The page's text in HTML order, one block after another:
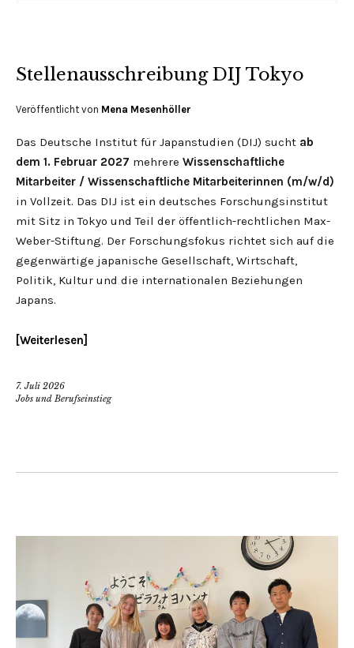
Stellenausschreibung DIJ Tokyo
Veröffentlicht von Mena Mesenhöller
Das Deutsche Institut für Japanstudien (DIJ) sucht ab
dem 1. Februar 2027 mehrere Wissenschaftliche
Mitarbeiter / Wissenschaftliche Mitarbeiterinnen (m/w/d)
in Vollzeit. Das DIJ ist ein deutsches Forschungsinstitut
mit Sitz in Tokyo und Teil der öffentlich-rechtlichen Max-
Weber-Stiftung. Der Forschungsfokus richtet sich auf die
gegenwärtige japanische Gesellschaft, Wirtschaft,
Politik, Kultur und die internationalen Beziehungen
Japans.
Weiterlesen
7. Juli 2026
Jobs und Berufseinstieg